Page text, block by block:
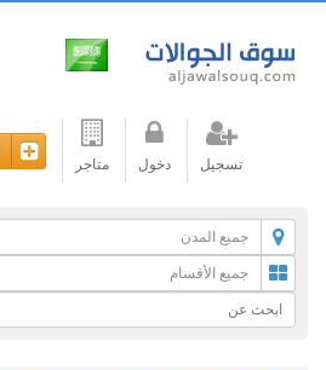
تسجيل دخول متاجر
جميع المدن
جميع الأقسام